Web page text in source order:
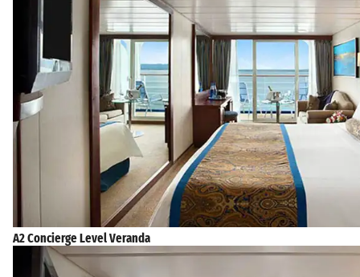
A2 Concierge Level Veranda